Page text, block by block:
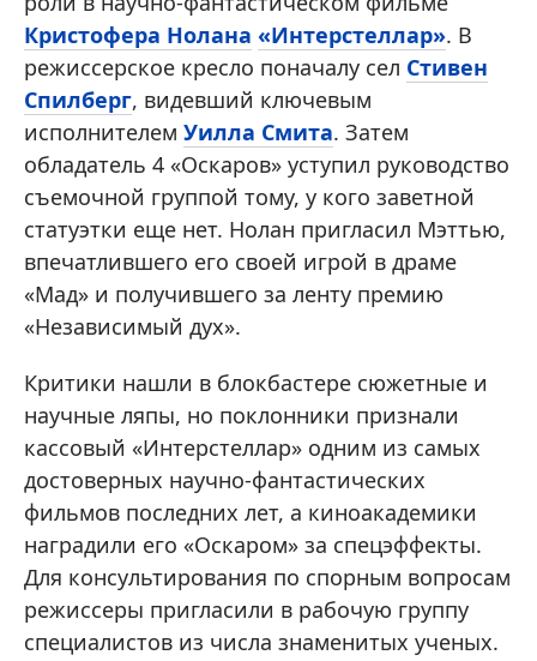
Кристофера Нолана «Интерстеллар». В
режиссерское кресло поначалу сел Стивен
Спилберг, видевший ключевым
исполнителем Уилла Смита. Затем
обладатель 4 «Оскаров» уступил руководство
съемочной группой тому, у кого заветной
статуэтки еще нет. Нолан пригласил Мэттью,
впечатлившего его своей игрой в драме
«Мад» и получившего за ленту премию
«Независимый дух».
Критики нашли в блокбастере сюжетные и
научные ляпы, но поклонники признали
кассовый «Интерстеллар» одним из самых
достоверных научно-фантастических
фильмов последних лет, а киноакадемики
наградили его «Оскаром» за спецэффекты.
Для консультирования по спорным вопросам
режиссеры пригласили в рабочую группу
специалистов из числа знаменитых ученых.